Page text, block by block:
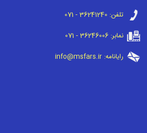
تلفن: 071 - 36241240
نمابر:071 - 36246006
رایانامه:info@msfars.ir